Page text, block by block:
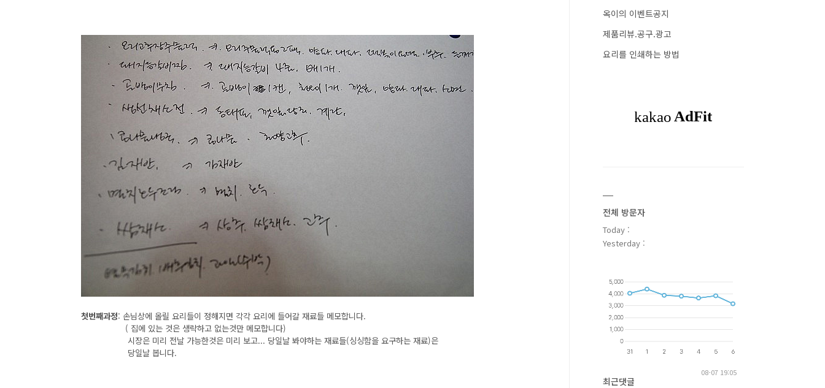
첫번째과정: 손님상에 올릴 요리들이 정해지면 각각 요리에 들어갈 재료들 메모합니다.
( 집에 있는 것은 생략하고 없는것만 메모합니다)
시장은 미리 전날 가능한것은 미리 보고... 당일날 봐야하는 재료들(싱싱함을 요구하는 재료)은
당일날 봅니다.
옥이의 이벤트공지
제품리뷰.공구.광고
요리를 인쇄하는 방법
전체 방문자
Today :
Yesterday :
08-07 19:05
최근댓글